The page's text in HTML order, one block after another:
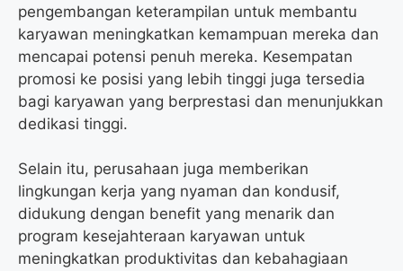
pengembangan keterampilan untuk membantu
karyawan meningkatkan kemampuan mereka dan
mencapai potensi penuh mereka. Kesempatan
promosi ke posisi yang lebih tinggi juga tersedia
bagi karyawan yang berprestasi dan menunjukkan
dedikasi tinggi.
Selain itu, perusahaan juga memberikan
lingkungan kerja yang nyaman dan kondusif,
didukung dengan benefit yang menarik dan
program kesejahteraan karyawan untuk
meningkatkan produktivitas dan kebahagiaan